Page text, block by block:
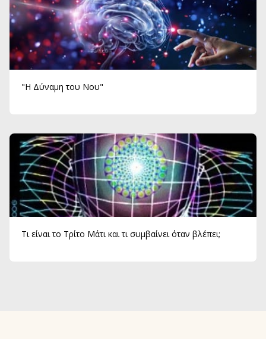
"Η Δύναμη του Νου"
Τι είναι το Τρίτο Μάτι και τι συμβαίνει όταν βλέπει;